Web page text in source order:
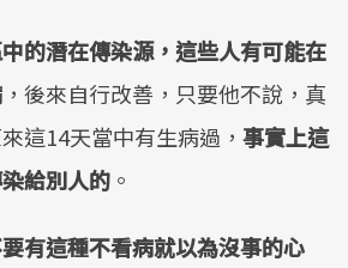
的潛在傳染源，這些人有可能在
，後來自行改善，只要他不說，真
這14天當中有生病過， 事實上這
給別人的 。
有這種不看病就以為沒事的心